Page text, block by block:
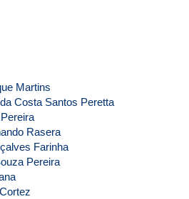
Martins
Costa Santos Peretta
Rasera
Farinha
Pereira